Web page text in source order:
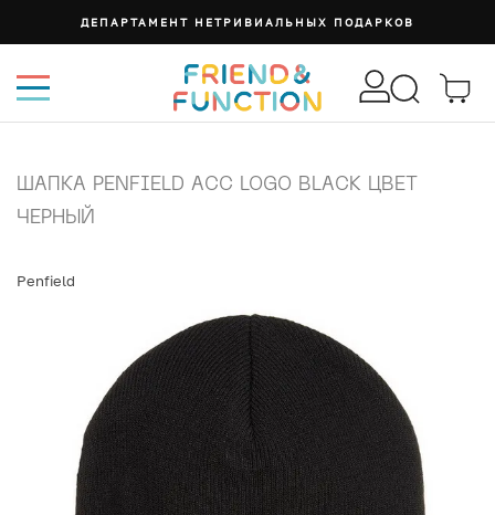
ДЕПАРТАМЕНТ НЕТРИВИАЛЬНЫХ ПОДАРКОВ
ШАПКА PENFIELD ACC LOGO BLACK ЦВЕТ
ЧЕРНЫЙ
Penfield